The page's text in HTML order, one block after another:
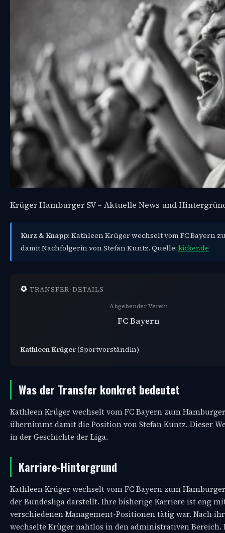
Krüger Hamburger SV – Aktuelle News und
Kurz & Knapp: Kathleen Krüger wechselt vom FC Bayern
damit Nachfolgerin von Stefan Kuntz. Quelle: kicker.de
TRANSFER-DETAILS
Abgebender Verein
FC Bayern
Kathleen Krüger(Sportvorständin)
Was der Transfer konkret bedeutet
Kathleen Krüger wechselt vom FC Bayern zum
übernimmt damit die Position von Stefan Kuntz. Dieser
in der Geschichte der Liga.
Karriere-Hintergrund
Kathleen Krüger wechselt vom FC Bayern zum
der Bundesliga darstellt. Ihre bisherige Karriere ist eng
verschiedenen Management-Positionen tätig war. Nach
wechselte Krüger nahtlos in den administrativen